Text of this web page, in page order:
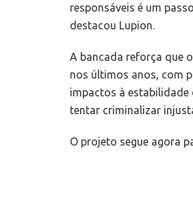
responsáveis é um
destacou Lupion.
A bancada reforça que
nos últimos anos, com
impactos à estabilidade
tentar criminalizar
O projeto segue agora